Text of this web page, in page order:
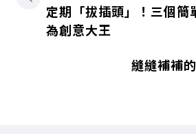
定期「拔插頭」！三個簡
為創意大王
縫縫補補